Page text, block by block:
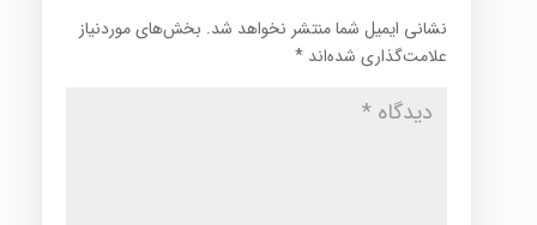
نشانی ایمیل شما منتشر نخواهد شد. بخش‌های موردنیاز
علامت‌گذاری شده‌اند *